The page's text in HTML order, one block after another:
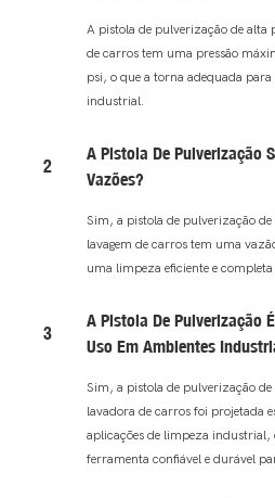
A pistola de pulverização de alta
de carros tem uma pressão
psi, o que a torna adequada
industrial.
2
A Pistola De Pulverização
Vazões?
Sim, a pistola de pulverização de
lavagem de carros tem uma
uma limpeza eficiente e
3
A Pistola De Pulverização
Uso Em Ambientes
Sim, a pistola de pulverização de
lavadora de carros foi projetada
aplicações de limpeza industrial,
ferramenta confiável e durável